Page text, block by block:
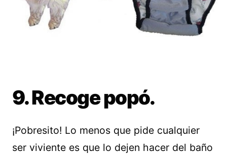
9. Recoge popó.
¡Pobresito! Lo menos que pide cualquier
ser viviente es que lo dejen hacer del baño